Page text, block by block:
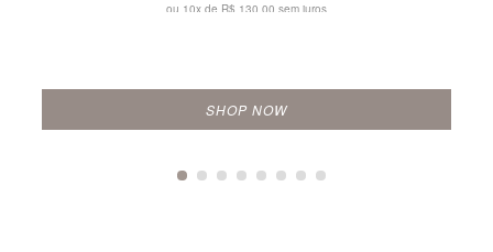
ou 10x de R$ 130,00 sem juros
SHOP NOW